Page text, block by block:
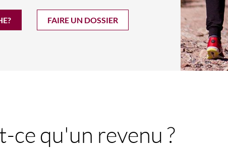
FAIRE UN DOSSIER
ce qu'un revenu ?